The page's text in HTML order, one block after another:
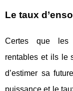
Le taux
Certes que les
rentables et ils le
d’estimer sa
puissance et le